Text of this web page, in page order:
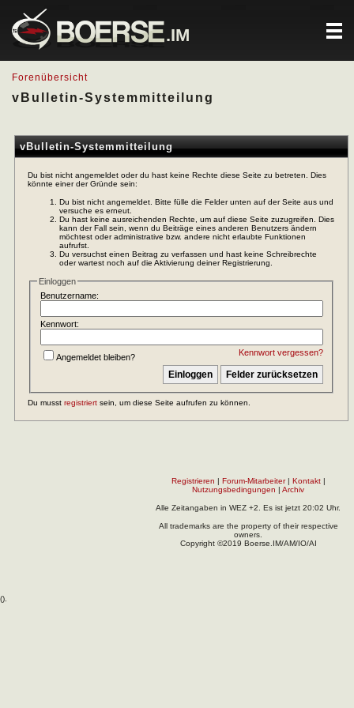
.IM
Forenübersicht
vBulletin-Systemmitteilung
vBulletin-Systemmitteilung
Du bist nicht angemeldet oder du hast keine Rechte diese Seite zu betreten. Dies
könnte einer der Gründe sein:
Du bist nicht angemeldet. Bitte fülle die Felder unten auf der Seite aus und
versuche es erneut.
Du hast keine ausreichenden Rechte, um auf diese Seite zuzugreifen. Dies
kann der Fall sein, wenn du Beiträge eines anderen Benutzers ändern
möchtest oder administrative bzw. andere nicht erlaubte Funktionen
aufrufst.
Du versuchst einen Beitrag zu verfassen und hast keine Schreibrechte
oder wartest noch auf die Aktivierung deiner Registrierung.
Einloggen
Benutzername:
Kennwort:
Kennwort vergessen?
Angemeldet bleiben?
Du musst registriert sein, um diese Seite aufrufen zu können.
Registrieren | Forum-Mitarbeiter| Kontakt|
Nutzungsbedingungen | Archiv
Alle Zeitangaben in WEZ +2. Es ist jetzt 20:02 Uhr.
All trademarks are the property of their respective
owners.
Copyright ©2019 Boerse.IM/AM/IO/AI
().